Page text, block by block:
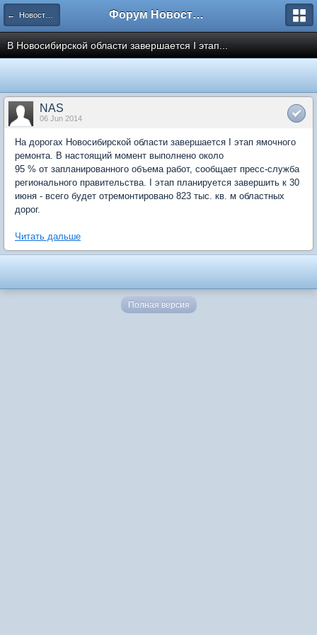
← Новости рынка недвижимости Форум Новостройки
В Новосибирской области завершается I этап...
NAS
06 Jun 2014
На дорогах Новосибирской области завершается I этап ямочного
ремонта. В настоящий момент выполнено около
95 % от запланированного объема работ, сообщает пресс-служба
регионального правительства. I этап планируется завершить к 30
июня - всего будет отремонтировано 823 тыс. кв. м областных
дорог.
Читать дальше
Полная версия